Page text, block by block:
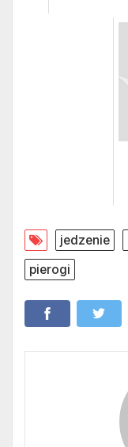
jedzenie
pierogi